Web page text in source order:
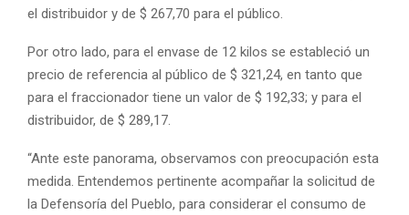
el distribuidor y de $ 267,70 para el público.
Por otro lado, para el envase de 12 kilos se estableció un
precio de referencia al público de $ 321,24, en tanto que
para el fraccionador tiene un valor de $ 192,33; y para el
distribuidor, de $ 289,17.
“Ante este panorama, observamos con preocupación esta
medida. Entendemos pertinente acompañar la solicitud de
la Defensoría del Pueblo, para considerar el consumo de